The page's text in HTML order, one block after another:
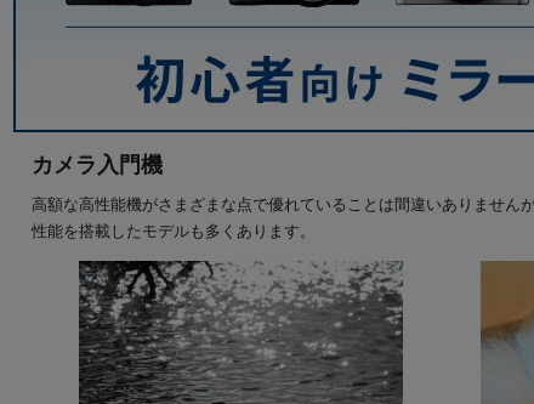
カメラ入門機
高額な高性能機がさまざまな点で優れていることは間違いありません
性能を搭載したモデルも多くあります。